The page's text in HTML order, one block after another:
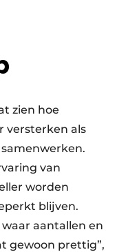
zien hoe
versterken als
van
worden
blijven.
aantallen en
gewoon prettig”,